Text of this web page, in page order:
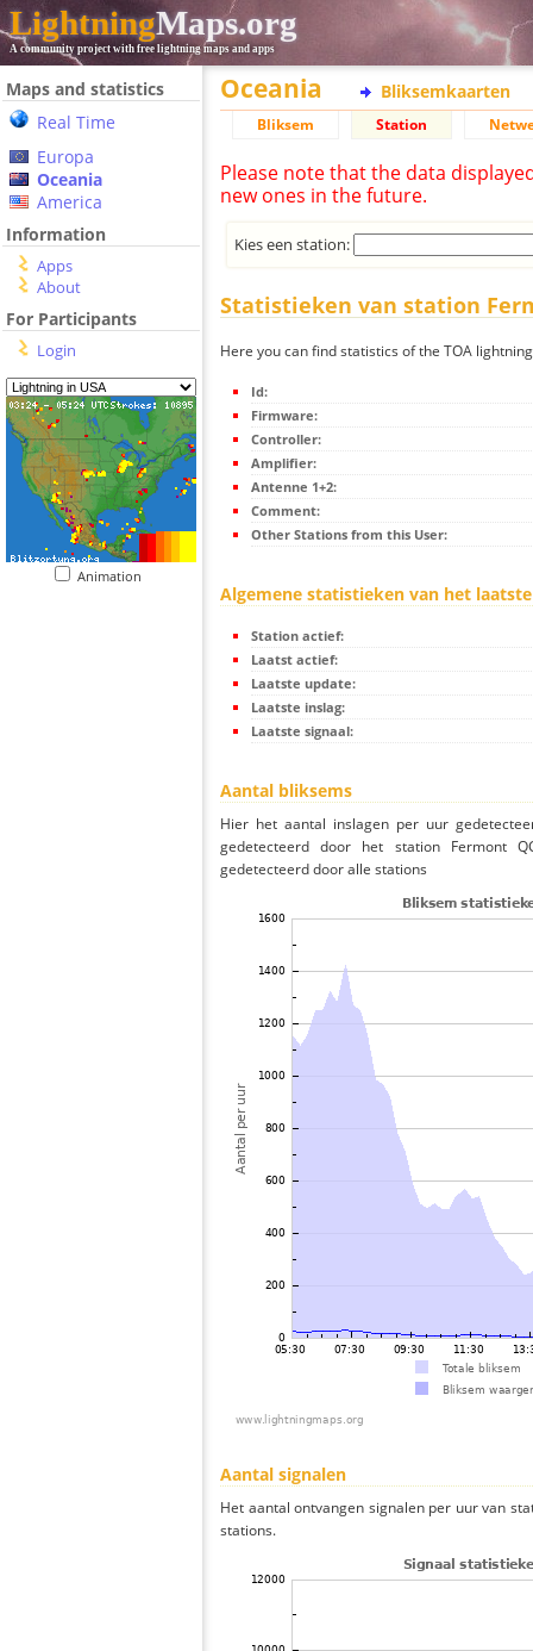
LightningMaps.org
A community project with free lightning maps and apps
Maps and statistics
Real Time
Europa
Oceania
America
Information
Apps
About
For Participants
Login
Animation
Oceania Bliksemkaarten
Bliksem Station
Please note that the data
new ones in the future.
Kies een station:
Statistieken van station
Here you can find statistics of the TOA
Id:
Firmware:
Controller:
Amplifier:
Antenne 1+2:
Comment:
Other Stations from this User:
Algemene statistieken van het
Station actief:
Laatst actief:
Laatste update:
Laatste inslag:
Laatste signaal:
Aantal bliksems
Hier het aantal inslagen per uur
gedetecteerd door het station Fermont
gedetecteerd door alle stations
Aantal signalen
Het aantal ontvangen signalen per uur van
stations.